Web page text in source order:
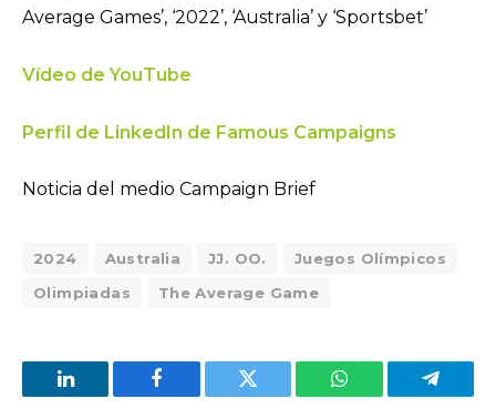
Average Games’, ‘2022’, ‘Australia’ y ‘Sportsbet’
Vídeo de YouTube
Perfil de LinkedIn de Famous Campaigns
Noticia del medio Campaign Brief
2024 Australia JJ. OO.
Juegos Olímpicos
Olimpiadas
The Average Game
LinkedIn Facebook Twitter WhatsApp